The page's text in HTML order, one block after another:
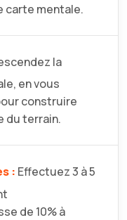
carte mentale.
la
en vous
construire
du terrain.
: Effectuez 3 à 5
de 10% à